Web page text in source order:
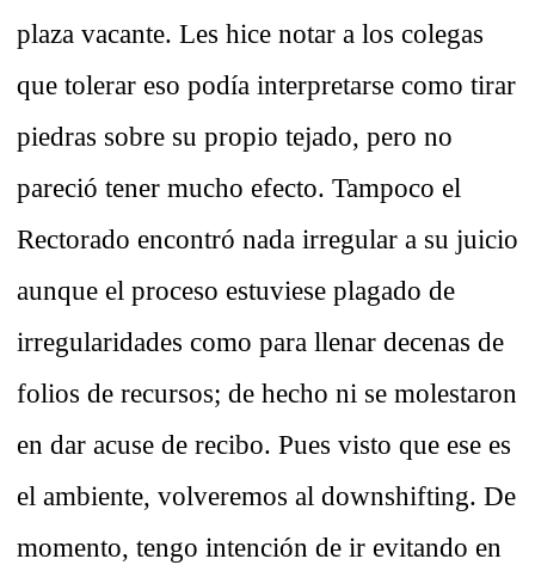
plaza vacante. Les hice notar a los colegas
que tolerar eso podía interpretarse como tirar
piedras sobre su propio tejado, pero no
pareció tener mucho efecto. Tampoco el
Rectorado encontró nada irregular a su juicio
aunque el proceso estuviese plagado de
irregularidades como para llenar decenas de
folios de recursos; de hecho ni se molestaron
en dar acuse de recibo. Pues visto que ese es
el ambiente, volveremos al downshifting. De
momento, tengo intención de ir evitando en